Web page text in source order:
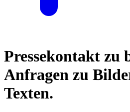
Pressekontakt zu
Anfragen zu
Texten.